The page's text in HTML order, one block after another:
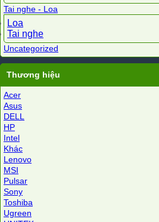
Tai nghe - Loa
Loa
Tai nghe
Uncategorized
Thương hiệu
Acer
Asus
DELL
HP
Intel
Khác
Lenovo
MSI
Pulsar
Sony
Toshiba
Ugreen